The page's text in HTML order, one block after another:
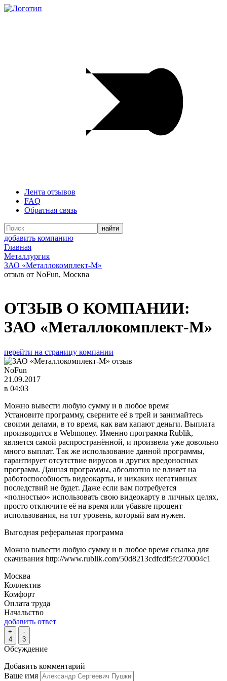
Лента отзывов
FAQ
Обратная связь
добавить компанию
Главная
Металлургия
ЗАО «Металлокомплект-М»
отзыв от NoFun, Москва
ОТЗЫВ О КОМПАНИИ:
ЗАО «Металлокомплект-М»
перейти на страницу компании
NoFun
21.09.2017
в 04:03
Можно вывести любую сумму и в любое время
Установите программу, сверните её в трей и занимайтесь
своими делами, в то время, как вам капают деньги. Выплата
производится в Webmoney. Именно программа Rublik,
является самой распространённой, и произвела уже довольно
много выплат. Так же использование данной программы,
гарантирует отсутствие вирусов и других вредоносных
программ. Данная программы, абсолютно не влияет на
работоспособность видеокарты, и никаких негативных
последствий не будет. Даже если вам потребуется
«полностью» использовать свою видеокарту в личных целях,
просто отключите её на время или убавьте процент
использования, на тот уровень, который вам нужен.
Выгодная реферальная программа
Можно вывести любую сумму и в любое время ссылка для
скачивания http://www.rublik.com/50d8213cdfcdf5fc270004c1
Москва
Коллектив
Комфорт
Оплата труда
Начальство
добавить ответ
+
4
-
3
Обсуждение
Добавить комментарий
Ваше имя